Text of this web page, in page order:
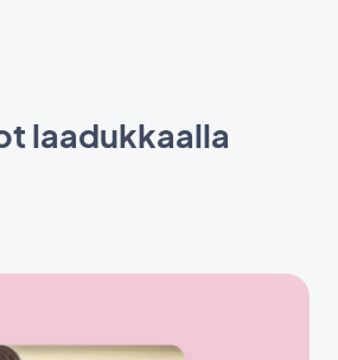
laadukkaalla